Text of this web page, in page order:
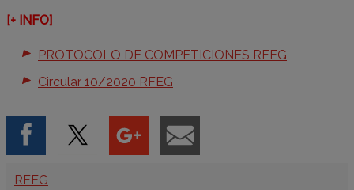
[+ INFO]
PROTOCOLO DE COMPETICIONES RFEG
Circular 10/2020 RFEG
Categorías
RFEG